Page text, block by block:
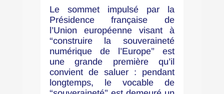
Le sommet impulsé par la
Présidence française de
l’Union européenne visant à
“construire la souveraineté
numérique de l’Europe” est
une grande première qu’il
convient de saluer : pendant
longtemps, le vocable de